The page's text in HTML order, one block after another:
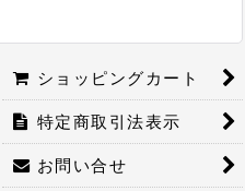
ショッピングカート
特定商取引法表示
お問い合せ